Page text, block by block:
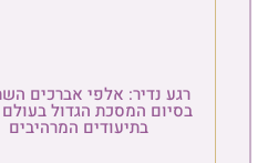
רגע נדיר: אלפי אברכים השתתפו
בסיום המסכת הגדול בעולם | צפו
בתיעודים המרהיבים